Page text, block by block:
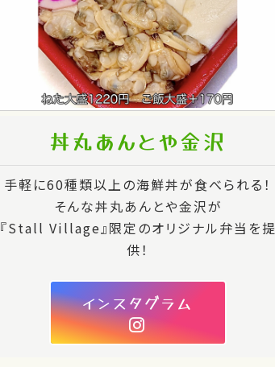
丼丸あんとや金沢
手軽に60種類以上の海鮮丼が食べられる！
そんな丼丸あんとや金沢が
『Stall Village』限定のオリジナル弁当を提
供！
インスタグラム